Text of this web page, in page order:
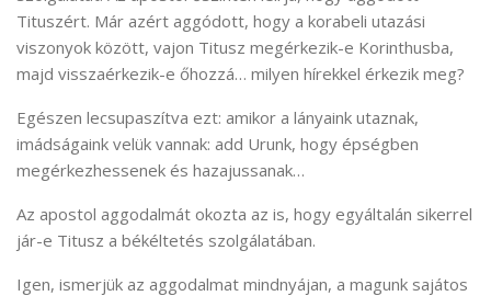
Tituszért. Már azért aggódott, hogy a korabeli utazási
viszonyok között, vajon Titusz megérkezik-e Korinthusba,
majd visszaérkezik-e őhozzá… milyen hírekkel érkezik meg?
Egészen lecsupaszítva ezt: amikor a lányaink utaznak,
imádságaink velük vannak: add Urunk, hogy épségben
megérkezhessenek és hazajussanak…
Az apostol aggodalmát okozta az is, hogy egyáltalán sikerrel
jár-e Titusz a békéltetés szolgálatában.
Igen, ismerjük az aggodalmat mindnyájan, a magunk sajátos